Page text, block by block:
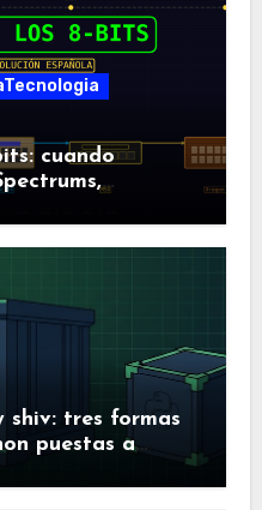
cuando
shiv: tres formas
puestas a